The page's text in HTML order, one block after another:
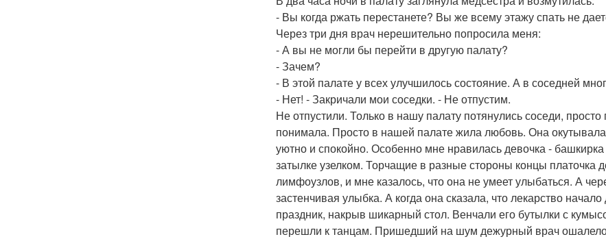
- Вы когда ржать перестанете? Вы же всему этажу спать не
Через три дня врач нерешительно попросила меня:
- А вы не могли бы перейти в другую палату?
- Зачем?
- В этой палате у всех улучшилось состояние. А в соседней
- Нет! - Закричали мои соседки. - Не отпустим.
Не отпустили. Только в нашу палату потянулись соседи,
понимала. Просто в нашей палате жила любовь. Она
уютно и спокойно. Особенно мне нравилась девочка -
затылке узелком. Торчащие в разные стороны концы платочка
лимфоузлов, и мне казалось, что она не умеет улыбаться. А
застенчивая улыбка. А когда она сказала, что лекарство
праздник, накрыв шикарный стол. Венчали его бутылки с
перешли к танцам. Пришедший на шум дежурный врач ошалело